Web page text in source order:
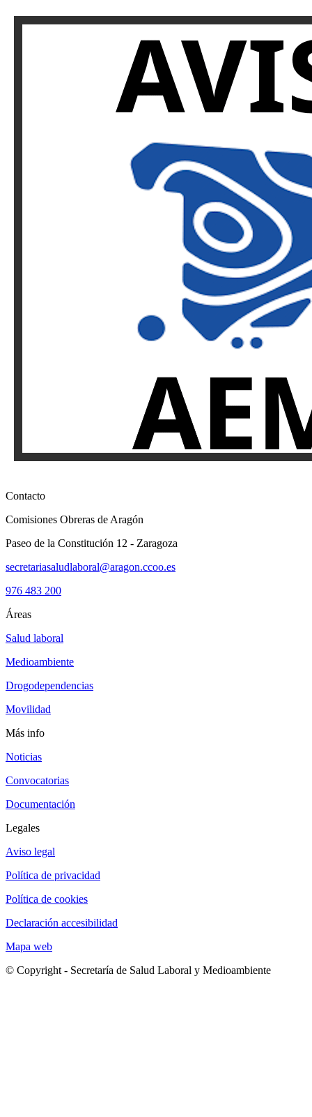
Contacto
Comisiones Obreras de Aragón
Paseo de la Constitución 12 - Zaragoza
secretariasaludlaboral@aragon.ccoo.es
976 483 200
Áreas
Salud laboral
Medioambiente
Drogodependencias
Movilidad
Más info
Noticias
Convocatorias
Documentación
Legales
Aviso legal
Política de privacidad
Política de cookies
Declaración accesibilidad
Mapa web
© Copyright - Secretaría de Salud Laboral y Medioambiente